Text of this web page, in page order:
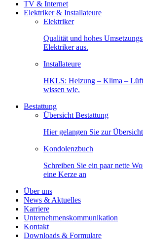
TV & Internet
Elektriker & Installateure
Elektriker
Qualität und hohes
Elektriker aus.
Installateure
HKLS: Heizung – Klima –
wissen wie.
Bestattung
Übersicht Bestattung
Hier gelangen Sie zur
Kondolenzbuch
Schreiben Sie ein paar nette
eine Kerze an
Über uns
News & Aktuelles
Karriere
Unternehmenskommunikation
Kontakt
Downloads & Formulare